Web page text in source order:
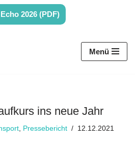
2026 (PDF)
Menü
ins neue Jahr
, Pressebericht 12.12.2021